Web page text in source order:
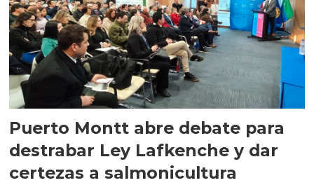
Puerto Montt abre debate para
destrabar Ley Lafkenche y dar
certezas a salmonicultura